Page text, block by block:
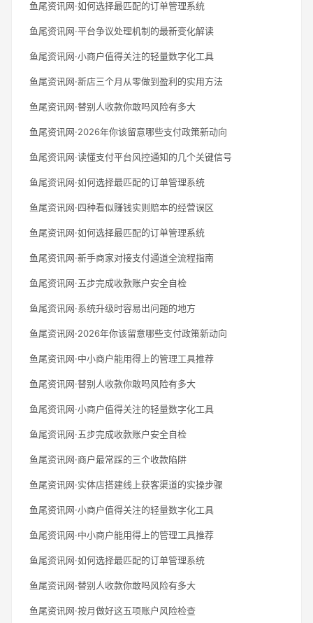
鱼尾资讯网·如何选择最匹配的订单管理系统
鱼尾资讯网·平台争议处理机制的最新变化解读
鱼尾资讯网·小商户值得关注的轻量数字化工具
鱼尾资讯网·新店三个月从零做到盈利的实用方法
鱼尾资讯网·替别人收款你敢吗风险有多大
鱼尾资讯网·2026年你该留意哪些支付政策新动向
鱼尾资讯网·读懂支付平台风控通知的几个关键信号
鱼尾资讯网·如何选择最匹配的订单管理系统
鱼尾资讯网·四种看似赚钱实则赔本的经营误区
鱼尾资讯网·如何选择最匹配的订单管理系统
鱼尾资讯网·新手商家对接支付通道全流程指南
鱼尾资讯网·五步完成收款账户安全自检
鱼尾资讯网·系统升级时容易出问题的地方
鱼尾资讯网·2026年你该留意哪些支付政策新动向
鱼尾资讯网·中小商户能用得上的管理工具推荐
鱼尾资讯网·替别人收款你敢吗风险有多大
鱼尾资讯网·小商户值得关注的轻量数字化工具
鱼尾资讯网·五步完成收款账户安全自检
鱼尾资讯网·商户最常踩的三个收款陷阱
鱼尾资讯网·实体店搭建线上获客渠道的实操步骤
鱼尾资讯网·小商户值得关注的轻量数字化工具
鱼尾资讯网·中小商户能用得上的管理工具推荐
鱼尾资讯网·如何选择最匹配的订单管理系统
鱼尾资讯网·替别人收款你敢吗风险有多大
鱼尾资讯网·按月做好这五项账户风险检查